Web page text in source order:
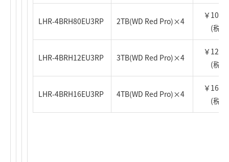
LHR-4BRH80EU3RP 2TB(WD Red Pro)×4
￥
(税
LHR-4BRH12EU3RP 3TB(WD Red Pro)×4
￥
(税
LHR-4BRH16EU3RP 4TB(WD Red Pro)×4
￥
(税